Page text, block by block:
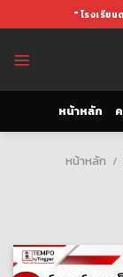
to
" โรงเรียน
หน้าหลัก
หน้าหลัก /